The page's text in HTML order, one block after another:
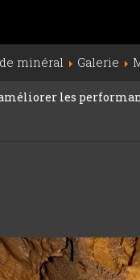
minéral Galerie
les